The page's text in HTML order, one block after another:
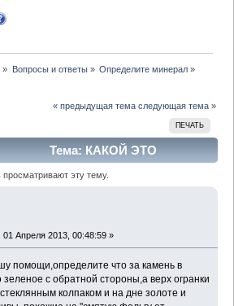
» Вопросы и ответы» Определите минерал»
« предыдущая тема следующая тема »
ПЕЧАТЬ
Тема: КАКОЙ ЭТО
2127 раз)
эту тему.
01 Апреля 2013, 00:48:59 »
помощи,определите что за камень в
с обратной стороны,а верх огранки
колпаком и на дне золоте и